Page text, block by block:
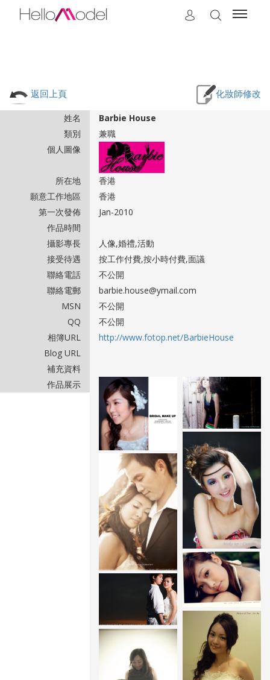
返回上頁 化妝師修改
姓名
Barbie House
類別
兼職
個人圖像
所在地
香港
願意工作地區
香港
第一次發佈
作品時間
Jan-2010
攝影專長
人像,婚禮,活動
接受待遇
按工作付費,按小時付費,面議
聯絡電話
不公開
聯絡電郵
barbie.house@ymail.com
MSN
不公開
QQ
不公開
相簿URL
http://www.fotop.net/BarbieHouse
Blog URL
補充資料
作品展示